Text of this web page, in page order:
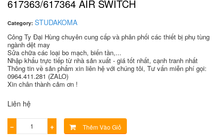
617363/617364 AIR SWITCH
Category: STUDAKOMA
Công Ty Đại Hùng chuyên cung cấp và phân phối các thiết bị phụ tùng
ngành dệt may
Sửa chữa các loại bo mạch, biến tần,...
Nhập khẩu trực tiếp từ nhà sản xuất - giá tốt nhất, cạnh tranh nhất
Thông tin về sản phẩm xin liên hệ với chúng tôi, Tư vấn miễn phí gọi:
0964.411.281 (ZALO)
Xin chân thành cảm ơn !
Liên hệ
− + Thêm Vào Giỏ